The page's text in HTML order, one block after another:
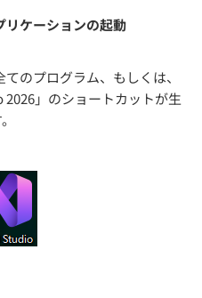
ケーションの起動
のプログラム、もしくは、
」のショートカットが生